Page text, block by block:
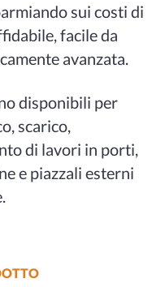
sui costi di
facile da
avanzata.
disponibili per
scarico,
di lavori in porti,
e piazzali esterni